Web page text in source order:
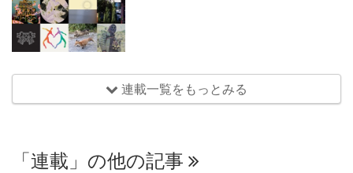
連載一覧をもっとみる
「連載」の他の記事